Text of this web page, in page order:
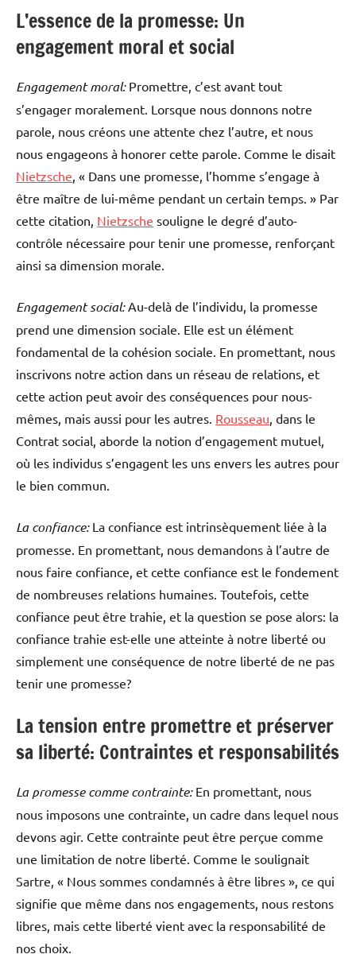
L’essence de la promesse: Un
engagement moral et social
Engagement moral:Promettre, c’est avant tout
s’engager moralement. Lorsque nous donnons notre
parole, nous créons une attente chez l’autre, et nous
nous engageons à honorer cette parole. Comme le disait
Nietzsche, « Dans une promesse, l’homme s’engage à
être maître de lui-même pendant un certain temps. » Par
cette citation, Nietzsche souligne le degré d’auto-
contrôle nécessaire pour tenir une promesse, renforçant
ainsi sa dimension morale.
Engagement social:Au-delà de l’individu, la promesse
prend une dimension sociale. Elle est un élément
fondamental de la cohésion sociale. En promettant, nous
inscrivons notre action dans un réseau de relations, et
cette action peut avoir des conséquences pour nous-
mêmes, mais aussi pour les autres. Rousseau, dans le
Contrat social, aborde la notion d’engagement mutuel,
où les individus s’engagent les uns envers les autres pour
le bien commun.
La confiance:La confiance est intrinsèquement liée à la
promesse. En promettant, nous demandons à l’autre de
nous faire confiance, et cette confiance est le fondement
de nombreuses relations humaines. Toutefois, cette
confiance peut être trahie, et la question se pose alors: la
confiance trahie est-elle une atteinte à notre liberté ou
simplement une conséquence de notre liberté de ne pas
tenir une promesse?
La tension entre promettre et préserver
sa liberté: Contraintes et responsabilités
La promesse comme contrainte:En promettant, nous
nous imposons une contrainte, un cadre dans lequel nous
devons agir. Cette contrainte peut être perçue comme
une limitation de notre liberté. Comme le soulignait
Sartre, « Nous sommes condamnés à être libres », ce qui
signifie que même dans nos engagements, nous restons
libres, mais cette liberté vient avec la responsabilité de
nos choix.